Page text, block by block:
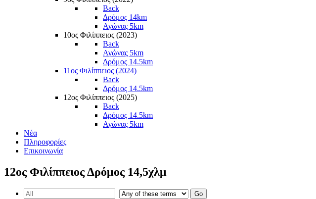
Back
Δρόμος 14km
Αγώνας 5km
10ος Φιλίππειος (2023)
Back
Αγώνας 5km
Δρόμος 14.5km
11ος Φιλίππειος (2024)
Back
Δρόμος 14.5km
12ος Φιλίππειος (2025)
Back
Δρόμος 14.5km
Αγώνας 5km
Νέα
Πληροφορίες
Επικοινωνία
12ος Φιλίππειος Δρόμος 14,5χλμ